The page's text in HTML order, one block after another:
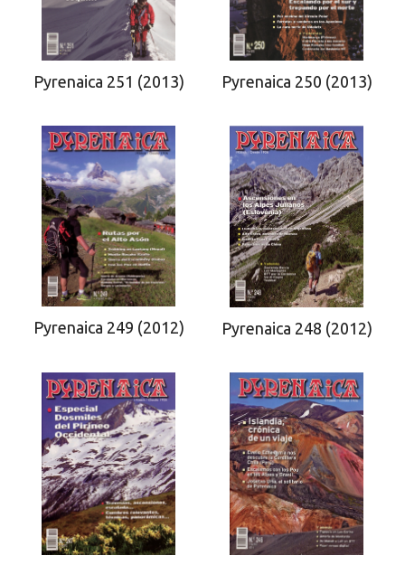
Pyrenaica 251 (2013) Pyrenaica 250 (2013)
Pyrenaica 249 (2012) Pyrenaica 248 (2012)